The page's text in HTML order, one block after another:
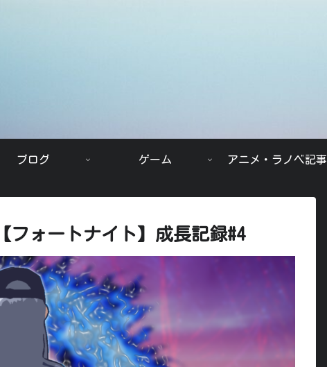
ブログ ゲーム アニメ・ラノベ記事
フォートナイト】成長記録#4